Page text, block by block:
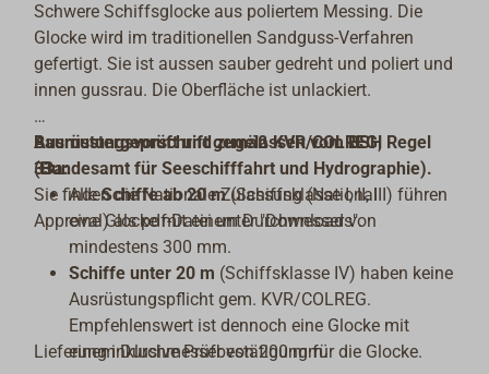
Schwere Schiffsglocke aus poliertem Messing. Die
Glocke wird im traditionellen Sandguss-Verfahren
gefertigt. Sie ist aussen sauber gedreht und poliert und
innen gussrau. Die Oberfläche ist unlackiert.
Baumustergeprüft und zugelassen vom BSH
(Bundesamt für Seeschifffahrt und Hydrographie).
Sie finden die Nationale Zulassung (National
Approval) als pdf-Datei unter "Downloads".
Ausrüstungsvorschrift gemäß KVR/COLREG, Regel
33a:
AlleSchiffe ab 20 m(Schiffsklasse I, II, III) führen
eine Glocke mit einem Durchmesser von
mindestens 300 mm.
Schiffe unter 20 m (Schiffsklasse IV) haben keine
Ausrüstungspflicht gem. KVR/COLREG.
Empfehlenswert ist dennoch eine Glocke mit
einem Durchmesser von 200 mm.
Lieferung inklusive Prüfbestätigung für die Glocke.